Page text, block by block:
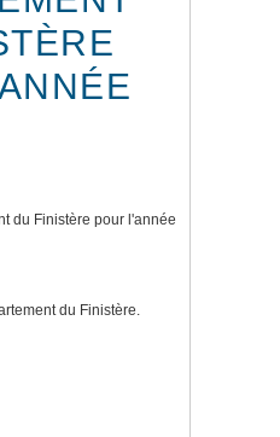
du Finistère pour l'année
du Finistère.